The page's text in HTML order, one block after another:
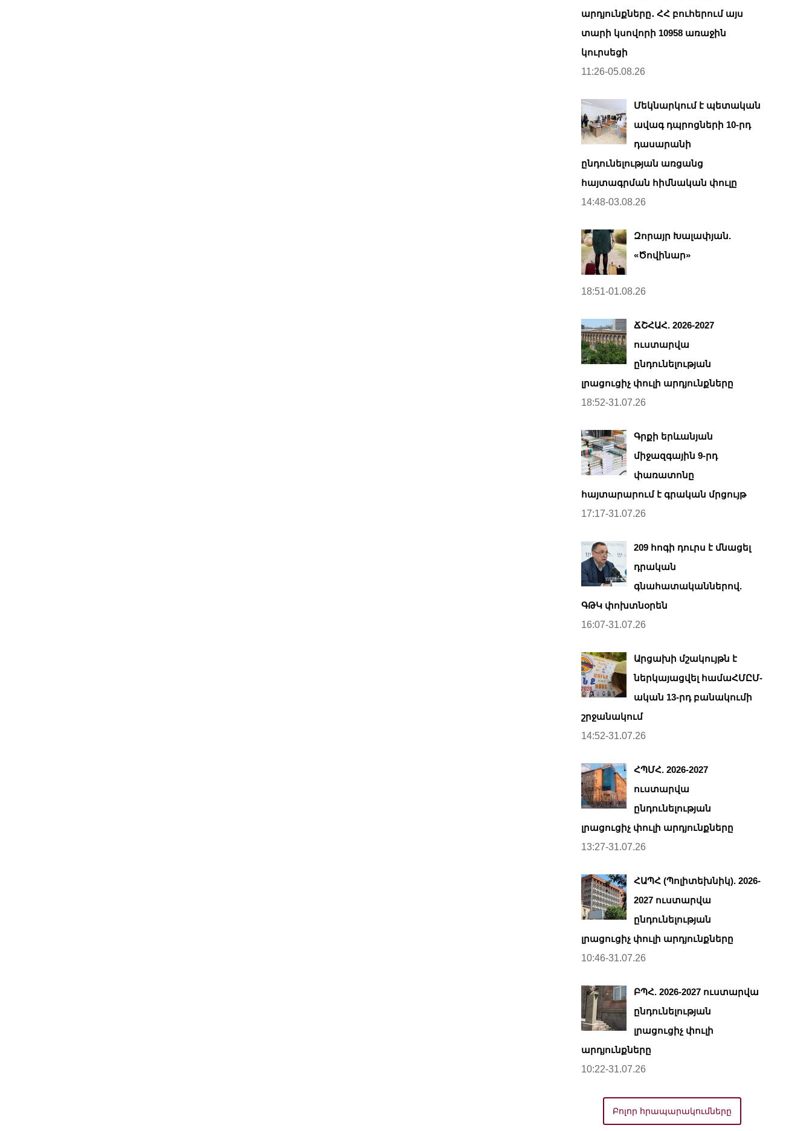
արդյունքները․ ՀՀ բուհերում այս
տարի կսովորի 10958 առաջին
կուրսեցի
11:26-05.08.26
Մեկնարկում է պետական
ավագ դպրոցների 10-րդ
դասարանի
ընդունելության առցանց
հայտագրման հիմնական փուլը
14:48-03.08.26
Զորայր Խալափյան.
«Ծովինար»
18:51-01.08.26
ՃՇՀԱՀ. 2026-2027
ուստարվա
ընդունելության
լրացուցիչ փուլի արդյունքները
18:52-31.07.26
Գրքի երևանյան
միջազգային 9-րդ
փառատոնը
հայտարարում է գրական մրցույթ
17:17-31.07.26
209 հոգի դուրս է մնացել
դրական
գնահատականներով.
ԳԹԿ փոխտնօրեն
16:07-31.07.26
Արցախի մշակույթն է
ներկայացվել համաՀՄԸՄ-
ական 13-րդ բանակումի
շրջանակում
14:52-31.07.26
ՀՊՄՀ. 2026-2027
ուստարվա
ընդունելության
լրացուցիչ փուլի արդյունքները
13:27-31.07.26
ՀԱՊՀ (Պոլիտեխնիկ). 2026-
2027 ուստարվա
ընդունելության
լրացուցիչ փուլի արդյունքները
10:46-31.07.26
ԲՊՀ. 2026-2027 ուստարվա
ընդունելության
լրացուցիչ փուլի
արդյունքները
10:22-31.07.26
Բոլոր հրապարակումները